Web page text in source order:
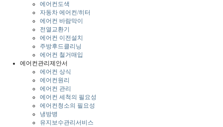
에어컨도색
자동차 에어컨/히터
에어컨 바람막이
전열교환기
에어컨 이전설치
주방후드클리닝
에어컨 철거매입
에어컨관리제안서
에어컨 상식
에어컨원리
에어컨 관리
에어컨 세척의 필요성
에어컨청소의 필요성
냉방병
유지보수관리서비스